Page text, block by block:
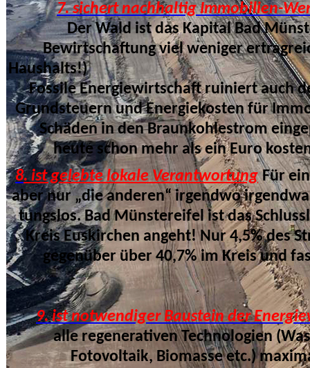
7. sichert nachhaltig Immobilien-
Der Wald ist das Kapital Bad
Bewirtschaftung viel weniger
Haushalts!)
Fossile Energiewirtschaft ruiniert auch
Grundsteuern und Energiekosten für
Schäden in den Braunkohlestrom
heute schon mehr als ein Euro
8. ist gelebte lokale Verantwortung Für
aber nur „die anderen“ irgendwo
tungslos. Bad Münstereifel ist das
Kreis Euskirchen angeht! Nur 4,5% des
gegenüber über 40,7% im Kreis und
9. ist notwendiger Baustein der
alle regenerativen Technologien
Fotovoltaik, Biomasse etc.) maximal